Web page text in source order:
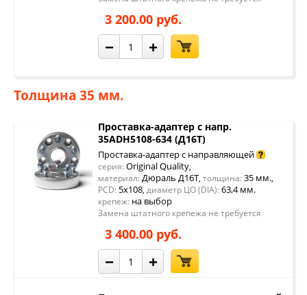
3 200.00 руб.
− +
Толщина 35 мм.
Проставка-адаптер с напр.
35ADH5108-634 (Д16Т)
Проставка-адаптер с направляющей
серия: Original Quality,
материал: Дюраль Д16Т, толщина: 35 мм.,
PCD: 5x108, диаметр ЦО (DIA): 63,4 мм.
крепеж: на выбор
Замена штатного крепежа не требуется
3 400.00 руб.
− +